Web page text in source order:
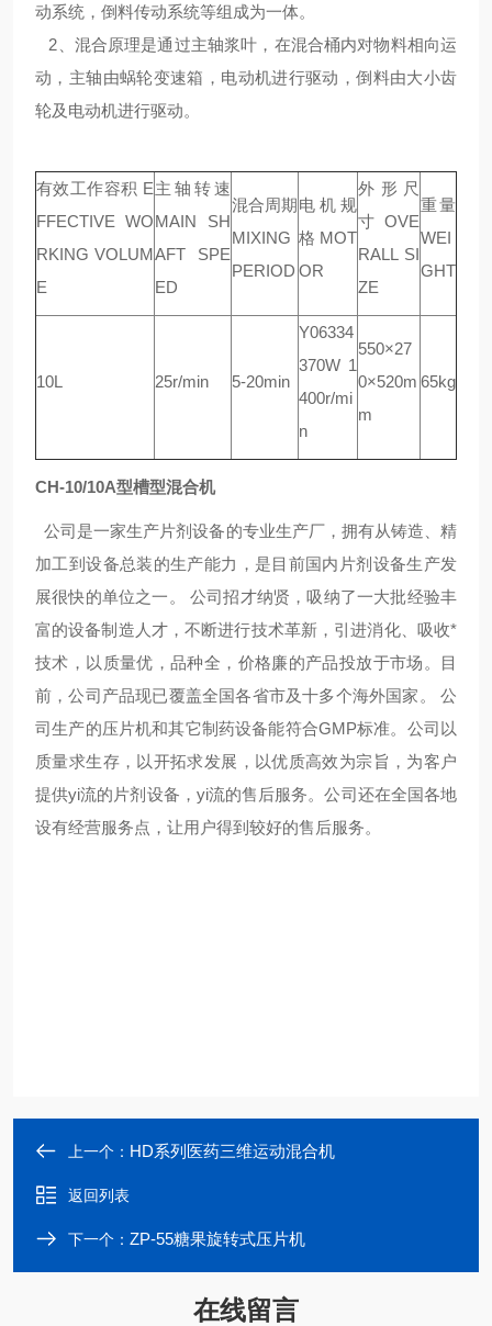
动系统，倒料传动系统等组成为一体。
2、混合原理是通过主轴浆叶，在混合桶内对物料相向运
动，主轴由蜗轮变速箱，电动机进行驱动，倒料由大小齿
轮及电动机进行驱动。
有效工作容积 E
FFECTIVE WO
RKING VOLUM
E
主轴转速
MAIN SH
AFT SPE
ED
混合周期
MIXING
PERIOD
电机规
格 MOT
OR
外形尺
寸 OVE
RALL SI
ZE
重量
WEI
GHT
10L 25r/min 5-20min
Y06334
370W 1
400r/mi
n
550×27
0×520m
m
65kg
CH-10/10A型槽型混合机
公司是一家生产片剂设备的专业生产厂，拥有从铸造、精
加工到设备总装的生产能力，是目前国内片剂设备生产发
展很快的单位之一。 公司招才纳贤，吸纳了一大批经验丰
富的设备制造人才，不断进行技术革新，引进消化、吸收*
技术，以质量优，品种全，价格廉的产品投放于市场。目
前，公司产品现已覆盖全国各省市及十多个海外国家。 公
司生产的压片机和其它制药设备能符合GMP标准。公司以
质量求生存，以开拓求发展，以优质高效为宗旨，为客户
提供yi流的片剂设备，yi流的售后服务。公司还在全国各地
设有经营服务点，让用户得到较好的售后服务。
上一个： HD系列医药三维运动混合机
返回列表
下一个： ZP-55糖果旋转式压片机
在线留言